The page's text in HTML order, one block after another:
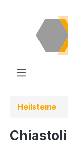
Heilsteine